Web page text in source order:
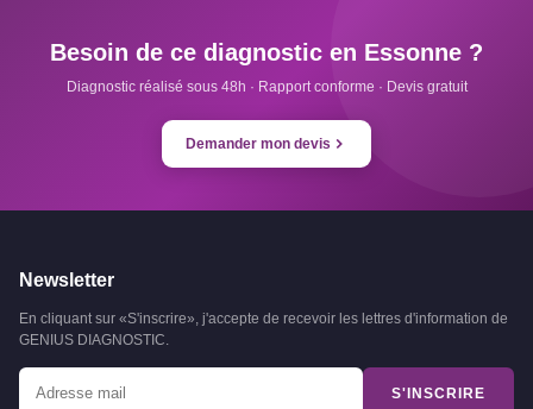
Besoin de ce diagnostic en Essonne ?
Diagnostic réalisé sous 48h · Rapport conforme · Devis gratuit
Demander mon devis
Newsletter
En cliquant sur «S'inscrire», j'accepte de recevoir les lettres d'information de
GENIUS DIAGNOSTIC.
S'INSCRIRE